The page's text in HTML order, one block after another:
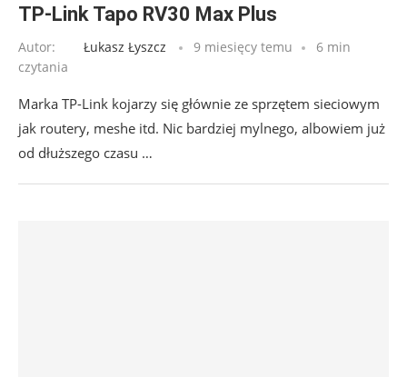
TP-Link Tapo RV30 Max Plus
Autor: Łukasz Łyszcz 9 miesięcy temu
6 min
czytania
Marka TP-Link kojarzy się głównie ze sprzętem sieciowym
jak routery, meshe itd. Nic bardziej mylnego, albowiem już
od dłuższego czasu …